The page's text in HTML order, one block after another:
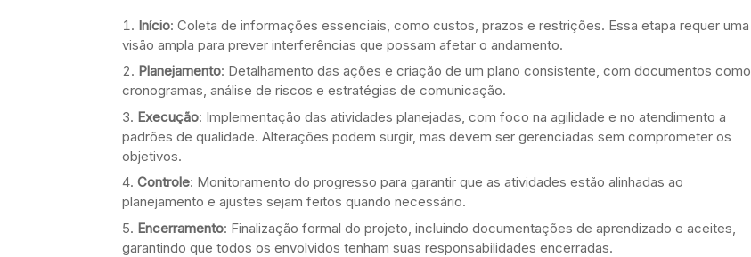
Início: Coleta de informações essenciais, como custos, prazos e restrições. Essa etapa requer uma
visão ampla para prever interferências que possam afetar o andamento.
Planejamento: Detalhamento das ações e criação de um plano consistente, com documentos como
cronogramas, análise de riscos e estratégias de comunicação.
Execução: Implementação das atividades planejadas, com foco na agilidade e no atendimento a
padrões de qualidade. Alterações podem surgir, mas devem ser gerenciadas sem comprometer os
objetivos.
Controle: Monitoramento do progresso para garantir que as atividades estão alinhadas ao
planejamento e ajustes sejam feitos quando necessário.
Encerramento: Finalização formal do projeto, incluindo documentações de aprendizado e aceites,
garantindo que todos os envolvidos tenham suas responsabilidades encerradas.